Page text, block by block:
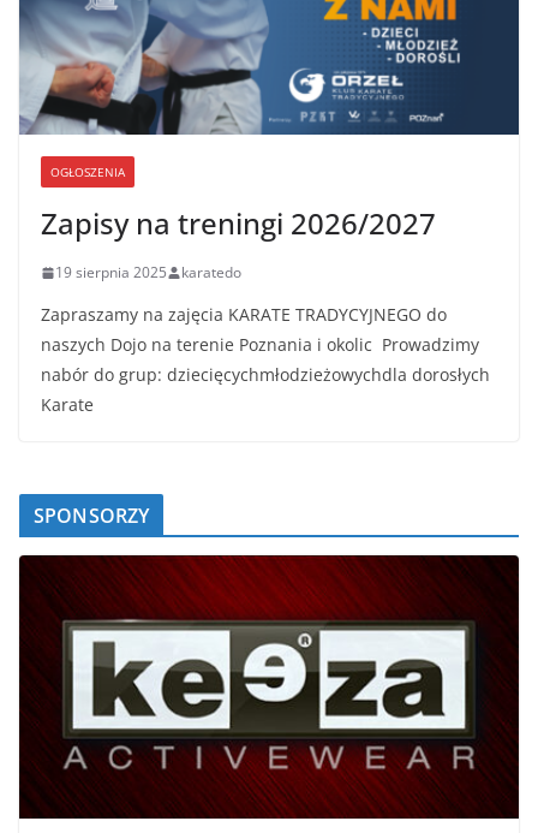
OGŁOSZENIA
Zapisy na treningi 2026/2027
19 sierpnia 2025 karatedo
Zapraszamy na zajęcia KARATE TRADYCYJNEGO do
naszych Dojo na terenie Poznania i okolic Prowadzimy
nabór do grup: dziecięcychmłodzieżowychdla dorosłych
Karate
SPONSORZY